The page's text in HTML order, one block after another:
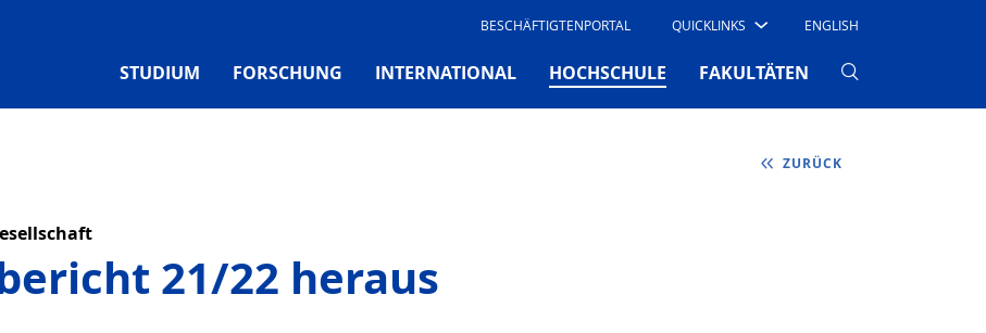
BESCHÄFTIGTENPORTAL QUICKLINKS ENGLISH
STUDIUM FORSCHUNG INTERNATIONAL HOCHSCHULE (CURRENT)
FAKULTÄTEN
ZURÜCK
21/22 heraus